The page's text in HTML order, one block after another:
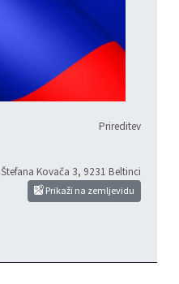
Prireditev
Kovača 3, 9231 Beltinci
Prikaži na zemljevidu